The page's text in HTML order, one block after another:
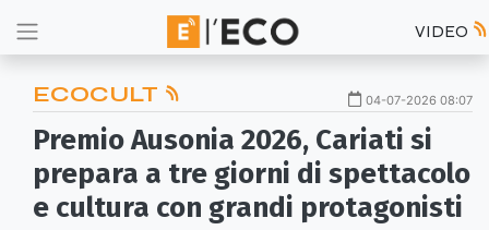
VIDEO
ECOCULT 04-07-2026 08:07
Premio Ausonia 2026, Cariati si
prepara a tre giorni di spettacolo
e cultura con grandi protagonisti